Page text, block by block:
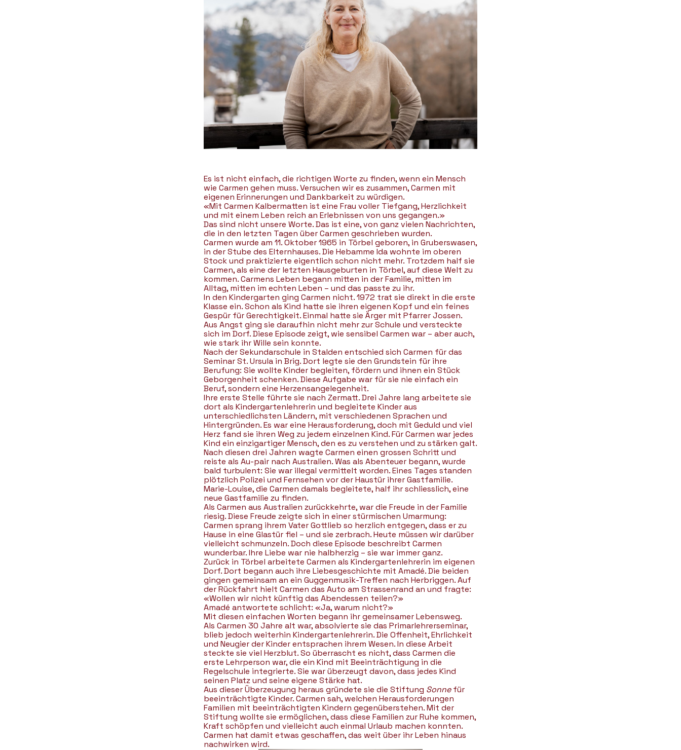
Es ist nicht einfach, die richtigen Worte zu finden, wenn ein Mensch
wie Carmen gehen muss. Versuchen wir es zusammen, Carmen mit
eigenen Erinnerungen und Dankbarkeit zu würdigen.
«Mit Carmen Kalbermatten ist eine Frau voller Tiefgang, Herzlichkeit
und mit einem Leben reich an Erlebnissen von uns gegangen.»
Das sind nicht unsere Worte. Das ist eine, von ganz vielen Nachrichten,
die in den letzten Tagen über Carmen geschrieben wurden.
Carmen wurde am 11. Oktober 1965 in Törbel geboren, in Gruberswasen,
in der Stube des Elternhauses. Die Hebamme Ida wohnte im oberen
Stock und praktizierte eigentlich schon nicht mehr. Trotzdem half sie
Carmen, als eine der letzten Hausgeburten in Törbel, auf diese Welt zu
kommen. Carmens Leben begann mitten in der Familie, mitten im
Alltag, mitten im echten Leben – und das passte zu ihr.
In den Kindergarten ging Carmen nicht. 1972 trat sie direkt in die erste
Klasse ein. Schon als Kind hatte sie ihren eigenen Kopf und ein feines
Gespür für Gerechtigkeit. Einmal hatte sie Ärger mit Pfarrer Jossen.
Aus Angst ging sie daraufhin nicht mehr zur Schule und versteckte
sich im Dorf. Diese Episode zeigt, wie sensibel Carmen war – aber auch,
wie stark ihr Wille sein konnte.
Nach der Sekundarschule in Stalden entschied sich Carmen für das
Seminar St. Ursula in Brig. Dort legte sie den Grundstein für ihre
Berufung: Sie wollte Kinder begleiten, fördern und ihnen ein Stück
Geborgenheit schenken. Diese Aufgabe war für sie nie einfach ein
Beruf, sondern eine Herzensangelegenheit.
Ihre erste Stelle führte sie nach Zermatt. Drei Jahre lang arbeitete sie
dort als Kindergartenlehrerin und begleitete Kinder aus
unterschiedlichsten Ländern, mit verschiedenen Sprachen und
Hintergründen. Es war eine Herausforderung, doch mit Geduld und viel
Herz fand sie ihren Weg zu jedem einzelnen Kind. Für Carmen war jedes
Kind ein einzigartiger Mensch, den es zu verstehen und zu stärken galt.
Nach diesen drei Jahren wagte Carmen einen grossen Schritt und
reiste als Au-pair nach Australien. Was als Abenteuer begann, wurde
bald turbulent: Sie war illegal vermittelt worden. Eines Tages standen
plötzlich Polizei und Fernsehen vor der Haustür ihrer Gastfamilie.
Marie-Louise, die Carmen damals begleitete, half ihr schliesslich, eine
neue Gastfamilie zu finden.
Als Carmen aus Australien zurückkehrte, war die Freude in der Familie
riesig. Diese Freude zeigte sich in einer stürmischen Umarmung:
Carmen sprang ihrem Vater Gottlieb so herzlich entgegen, dass er zu
Hause in eine Glastür fiel – und sie zerbrach. Heute müssen wir darüber
vielleicht schmunzeln. Doch diese Episode beschreibt Carmen
wunderbar. Ihre Liebe war nie halbherzig – sie war immer ganz.
Zurück in Törbel arbeitete Carmen als Kindergartenlehrerin im eigenen
Dorf. Dort begann auch ihre Liebesgeschichte mit Amadé. Die beiden
gingen gemeinsam an ein Guggenmusik-Treffen nach Herbriggen. Auf
der Rückfahrt hielt Carmen das Auto am Strassenrand an und fragte:
«Wollen wir nicht künftig das Abendessen teilen?»
Amadé antwortete schlicht: «Ja, warum nicht?»
Mit diesen einfachen Worten begann ihr gemeinsamer Lebensweg.
Als Carmen 30 Jahre alt war, absolvierte sie das Primarlehrerseminar,
blieb jedoch weiterhin Kindergartenlehrerin. Die Offenheit, Ehrlichkeit
und Neugier der Kinder entsprachen ihrem Wesen. In diese Arbeit
steckte sie viel Herzblut. So überrascht es nicht, dass Carmen die
erste Lehrperson war, die ein Kind mit Beeinträchtigung in die
Regelschule integrierte. Sie war überzeugt davon, dass jedes Kind
seinen Platz und seine eigene Stärke hat.
Aus dieser Überzeugung heraus gründete sie die Stiftung Sonnefür
beeinträchtigte Kinder. Carmen sah, welchen Herausforderungen
Familien mit beeinträchtigten Kindern gegenüberstehen. Mit der
Stiftung wollte sie ermöglichen, dass diese Familien zur Ruhe kommen,
Kraft schöpfen und vielleicht auch einmal Urlaub machen konnten.
Carmen hat damit etwas geschaffen, das weit über ihr Leben hinaus
nachwirken wird.